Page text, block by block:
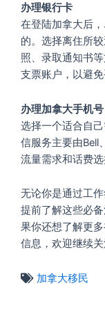
办理银行卡
在登陆加拿大后
的。选择离住所
照、录取通知书
支票账户，以避免
办理加拿大手机号
选择一个适合自
信服务主要由Bell
流量需求和话费选
无论你是通过工
提前了解这些必
果你还想了解更
信息，欢迎继续关
加拿大移民